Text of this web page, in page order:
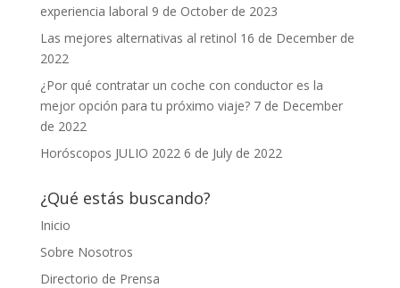
experiencia laboral 9 de October de 2023
Las mejores alternativas al retinol 16 de December de
2022
¿Por qué contratar un coche con conductor es la
mejor opción para tu próximo viaje? 7 de December
de 2022
Horóscopos JULIO 2022 6 de July de 2022
¿Qué estás buscando?
Inicio
Sobre Nosotros
Directorio de Prensa